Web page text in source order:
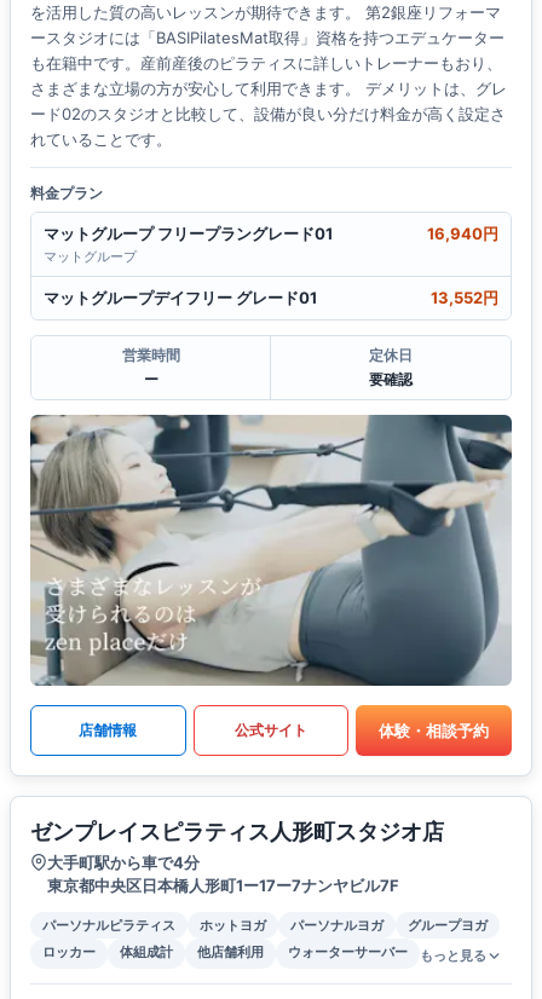
を活用した質の高いレッスンが期待できます。 第2銀座リフォーマ
ースタジオには「BASIPilatesMat取得」資格を持つエデュケーター
も在籍中です。産前産後のピラティスに詳しいトレーナーもおり、
さまざまな立場の方が安心して利用できます。 デメリットは、グレ
ード02のスタジオと比較して、設備が良い分だけ料金が高く設定さ
れていることです。
料金プラン
マットグループ フリープラングレード01 16,940円
マットグループ
マットグループデイフリー グレード01 13,552円
営業時間
ー
定休日
要確認
店舗情報 公式サイト 体験・相談予約
ゼンプレイスピラティス人形町スタジオ店
大手町駅から車で4分
東京都中央区日本橋人形町1ー17ー7ナンヤビル7F
パーソナルピラティス ホットヨガ パーソナルヨガ
グループヨガ
ロッカー
体組成計 他店舗利用 ウォーターサーバー もっと見る